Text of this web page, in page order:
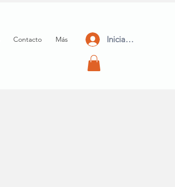
Contacto Más Iniciar Sesión